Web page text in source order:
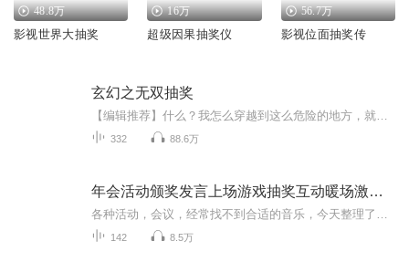
48.8万
影视世界大抽奖
16万
超级因果抽奖仪
56.7万
影视位面抽奖传
玄幻之无双抽奖
332 88.6万
年会活动颁奖发言上场游戏抽奖互动暖场激励背景音乐
142 8.5万